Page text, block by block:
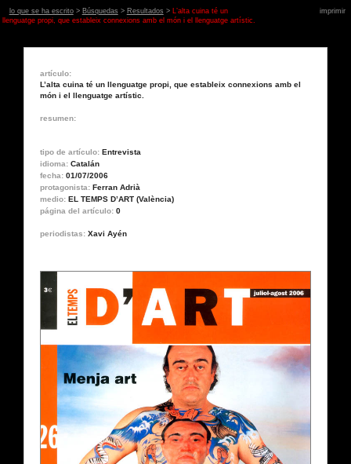
lo que se ha escrito> Búsquedas > Resultados >
L’alta cuina té un
llenguatge propi, que estableix connexions amb el món i el llenguatge artístic.
imprimir
artículo:
L’alta cuina té un llenguatge propi, que estableix connexions amb el
món i el llenguatge artístic.
resumen:
tipo de artículo: Entrevista
idioma: Catalán
fecha: 01/07/2006
protagonista: Ferran Adrià
medio: EL TEMPS D’ART (València)
página del artículo: 0
periodistas: Xavi Ayén